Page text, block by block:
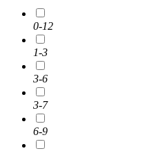
0-12
1-3
3-6
3-7
6-9